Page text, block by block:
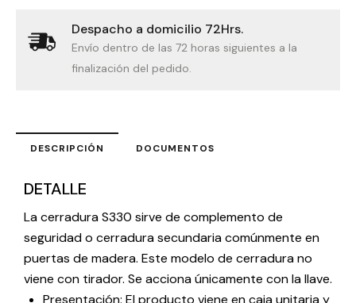
Despacho a domicilio 72Hrs.
Envío dentro de las 72 horas siguientes a la
finalización del pedido.
DESCRIPCIÓN DOCUMENTOS
DETALLE
La cerradura S330 sirve de complemento de
seguridad o cerradura secundaria comúnmente en
puertas de madera. Este modelo de cerradura no
viene con tirador. Se acciona únicamente con la llave.
Presentación: El producto viene en caja unitaria y